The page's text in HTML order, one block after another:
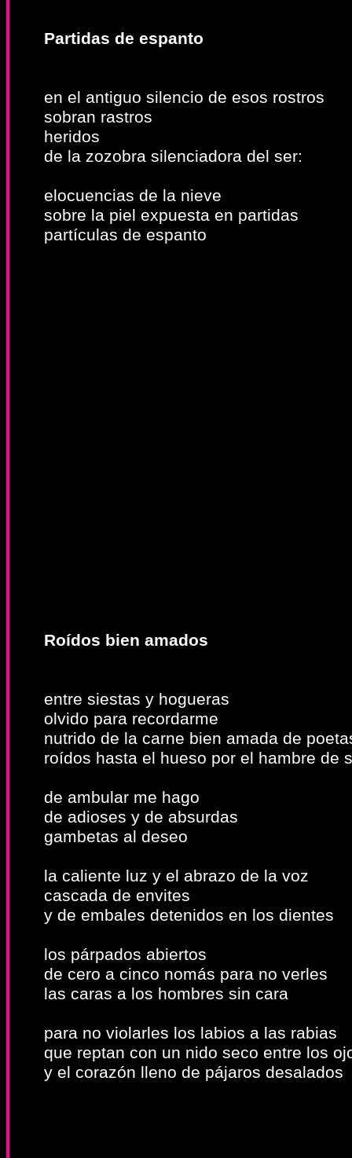
Partidas de espanto
en el antiguo silencio de esos rostros
sobran rastros
heridos
de la zozobra silenciadora del ser:
elocuencias de la nieve
sobre la piel expuesta en partidas
partículas de espanto
Roídos bien amados
entre siestas y hogueras
olvido para recordarme
nutrido de la carne bien amada de
roídos hasta el hueso por el hambre de
de ambular me hago
de adioses y de absurdas
gambetas al deseo
la caliente luz y el abrazo de la voz
cascada de envites
y de embales detenidos en los dientes
los párpados abiertos
de cero a cinco nomás para no verles
las caras a los hombres sin cara
para no violarles los labios a las rabias
que reptan con un nido seco entre los
y el corazón lleno de pájaros desalados